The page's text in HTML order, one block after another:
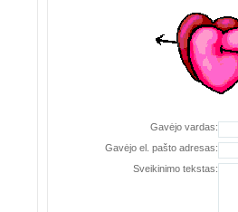
Gavėjo vardas:
Gavėjo el. pašto adresas:
Sveikinimo tekstas: